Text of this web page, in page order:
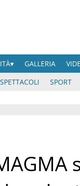
GALLERIA
SPORT